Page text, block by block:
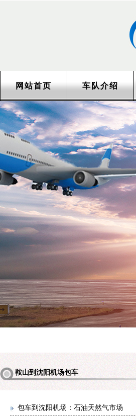
网站首页 车队介绍
鞍山到沈阳机场包车
包车到沈阳机场：石油天然气市场